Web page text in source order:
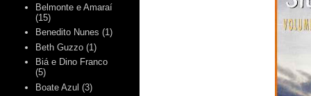
Belmonte e Amaraí
(15)
Benedito Nunes (1)
Beth Guzzo (1)
Biá e Dino Franco
(5)
Boate Azul (3)